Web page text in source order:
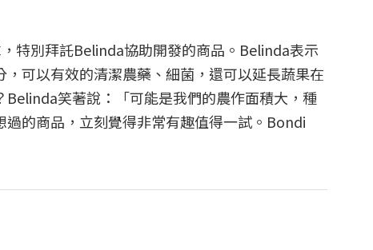
特別拜託Belinda協助開發的商品。Belinda表示
可以有效的清潔農藥、細菌，還可以延長蔬果在
笑著說：「可能是我們的農作面積大，種
的商品，立刻覺得非常有趣值得一試。Bondi